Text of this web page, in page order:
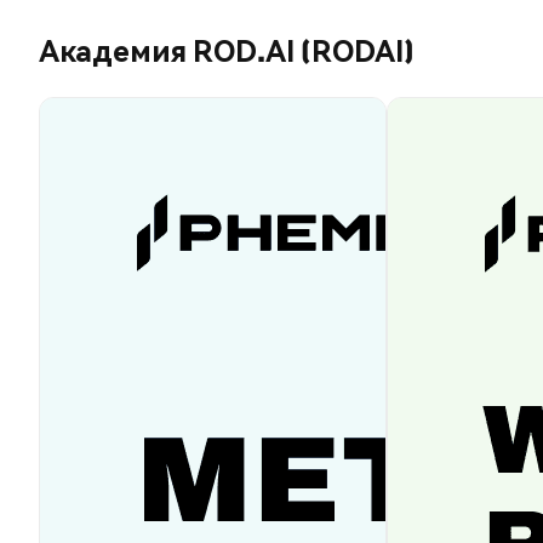
Академия ROD.AI (RODAI)